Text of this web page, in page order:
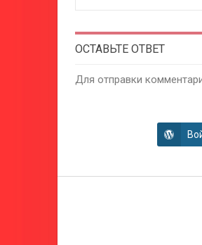
ОСТАВЬТЕ ОТВЕТ
Для отправки